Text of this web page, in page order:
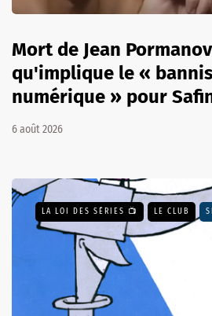
Mort de Jean
qu'implique le «
numérique » pour
6 août 2026
LA LOI DES SÉRIES 📺 LE CLUB